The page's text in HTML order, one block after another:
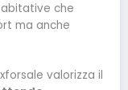
che
ma anche
valorizza il